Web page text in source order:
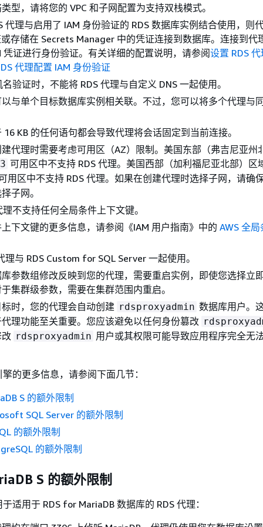
型，请将您的 VPC 和子网配置为支持双栈模式。
代理与启用了 IAM 身份验证的 RDS 数据库实例结合使用，则
存储在 Secrets Manager 中的凭证连接到数据库。连接到代
凭证进行身份验证。有关详细的配置说明，请参阅设置 RDS
代理配置 IAM 身份验证
验证时，不能将 RDS 代理与自定义 DNS 一起使用。
与单个目标数据库实例相关联。不过，您可以将多个代理与
KB 的任何语句都会导致代理将会话固定到当前连接。
代理时需要考虑可用区（AZ）限制。美国东部（弗吉尼亚州
可用区中不支持 RDS 代理。美国西部（加利福尼亚北部）区
用区中不支持 RDS 代理。如果在创建代理时选择子网，请确
子网。
不支持任何全局条件上下文键。
下文键的更多信息，请参阅《IAM 用户指南》中的 AWS 全
理与 RDS Custom for SQL Server 一起使用。
参数组修改反映到您的代理，需要重启实例，即使您选择立
集群级参数，需要在集群范围内重启。
时，您的代理会自动创建 rdsproxyadmin 数据库用户。
理功能至关重要。您应该避免以任何身份篡改
rdsproxyadmin 用户或其权限可能导致应用程序完全无
的更多信息，请参阅下面几节：
S 的额外限制
SQL Server 的额外限制
的额外限制
的额外限制
S 的额外限制
适用于 RDS for MariaDB 数据库的 RDS 代理：